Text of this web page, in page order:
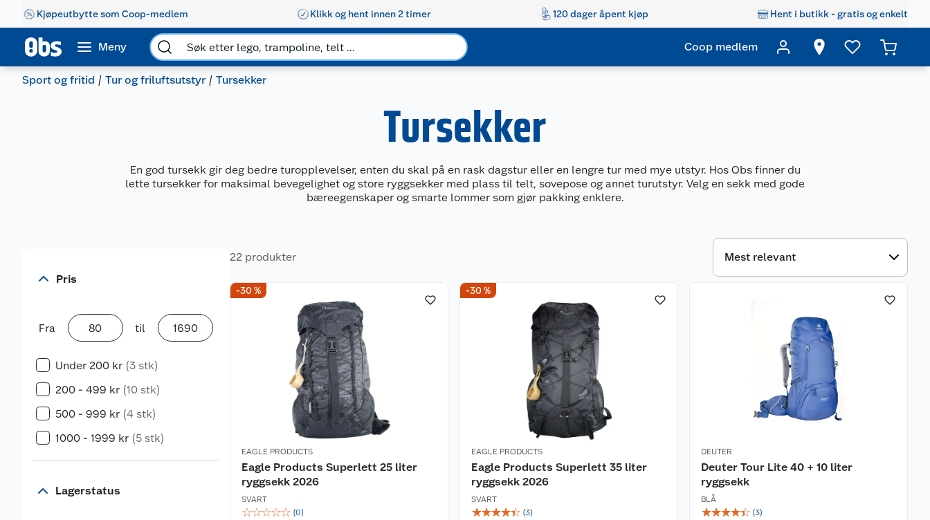
Kjøpeutbytte som Coop-medlem Klikk og hent innen 2 timer 120 dager åpent kjøp Hent i butikk - gratis og enkelt
Meny Coop medlem
Sport og fritid Tur og friluftsutstyr Tursekker
Tursekker
En god tursekk gir deg bedre turopplevelser, enten du skal på en rask dagstur eller en lengre tur med mye utstyr. Hos Obs finner du
lette tursekker for maksimal bevegelighet og store ryggsekker med plass til telt, sovepose og annet turutstyr. Velg en sekk med gode
bæreegenskaper og smarte lommer som gjør pakking enklere.
Pris
Fra til
Under 200 kr (3 stk)
200 - 499 kr (10 stk)
500 - 999 kr (4 stk)
1000 - 1999 kr (5 stk)
Lagerstatus
22 produkter
-30 %
EAGLE PRODUCTS
Eagle Products Superlett 25 liter
ryggsekk 2026
SVART
☆☆☆☆☆ (0)
-30 %
EAGLE PRODUCTS
Eagle Products Superlett 35 liter
ryggsekk 2026
SVART
☆☆☆☆☆ (3)
DEUTER
Deuter Tour Lite 40 + 10 liter
ryggsekk
BLÅ
☆☆☆☆☆ (3)